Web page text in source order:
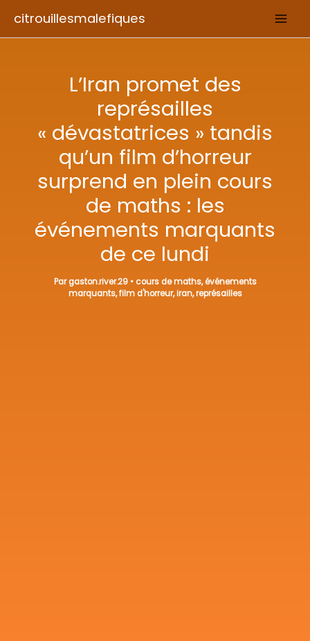
citrouillesmalefiques
L’Iran promet des
représailles
« dévastatrices » tandis
qu’un film d’horreur
surprend en plein cours
de maths : les
événements marquants
de ce lundi
Pargaston.river.29 •cours de maths,événements
marquants,film d'horreur,iran,représailles